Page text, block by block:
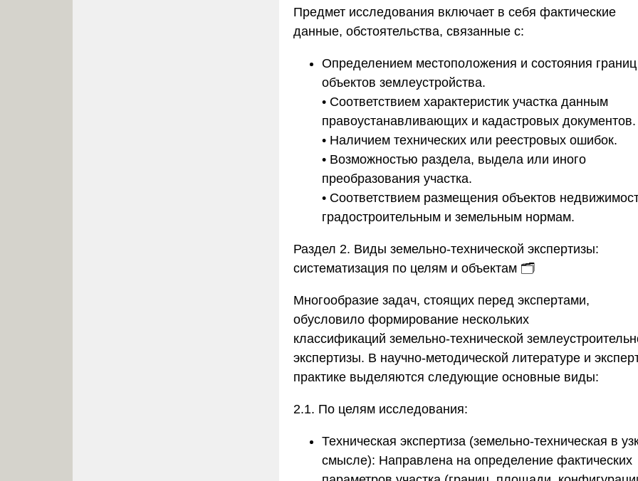
Предмет исследования включает в себя фактические
данные, обстоятельства, связанные с:
Определением местоположения и состояния границ
объектов землеустройства.
• Соответствием характеристик участка данным
правоустанавливающих и кадастровых документов.
• Наличием технических или реестровых ошибок.
• Возможностью раздела, выдела или иного
преобразования участка.
• Соответствием размещения объектов
градостроительным и земельным нормам.
Раздел 2. Виды земельно-технической экспертизы:
систематизация по целям и объектам 🗂️
Многообразие задач, стоящих перед экспертами,
обусловило формирование нескольких
классификаций земельно-технической
экспертизы. В научно-методической литературе и
практике выделяются следующие основные виды:
2.1. По целям исследования:
Техническая экспертиза (земельно-техническая в
смысле): Направлена на определение фактических